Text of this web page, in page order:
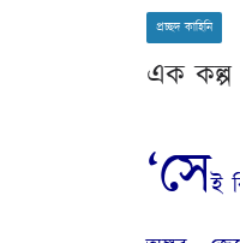
প্রচ্ছদ কাহিনি
এক কল্প
‘সেই